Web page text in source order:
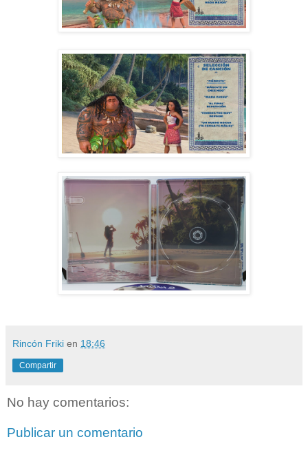
Rincón Friki en 18:46
Compartir
No hay comentarios:
Publicar un comentario